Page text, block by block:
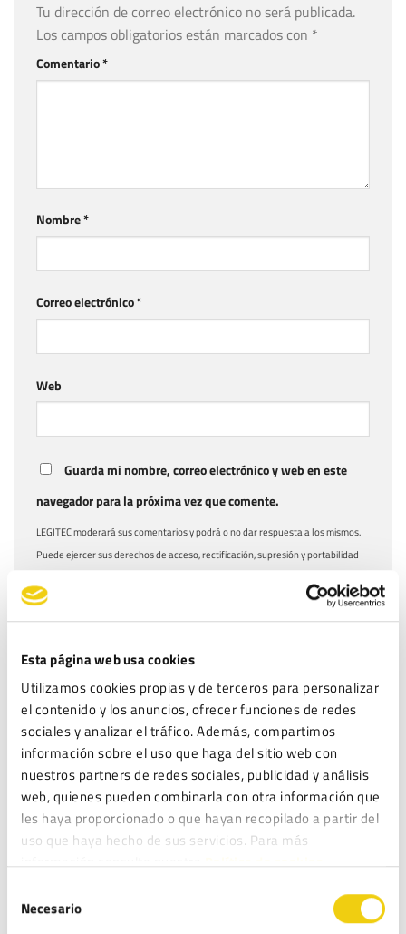
Esta página web usa cookies
Utilizamos cookies propias y de terceros para personalizar
el contenido y los anuncios, ofrecer funciones de redes
sociales y analizar el tráfico. Además, compartimos
información sobre el uso que haga del sitio web con
nuestros partners de redes sociales, publicidad y análisis
web, quienes pueden combinarla con otra información que
les haya proporcionado o que hayan recopilado a partir del
uso que haya hecho de sus servicios. Para más
información consulte nuestraPolítica de cookies.
Necesario
Tu dirección de correo electrónico no será publicada.
Los campos obligatorios están marcados con *
Comentario*
Nombre*
Correo electrónico*
Web
Guarda mi nombre, correo electrónico y web en este
navegador para la próxima vez que comente.
LEGITEC moderará sus comentarios y podrá o no dar respuesta a los mismos.
Puede ejercer sus derechos de acceso, rectificación, supresión y portabilidad
correo electrónico
política de privacidadantes
de proporcionarnos sus datos personales.
He leído y acepto la Política de privacidad
ENTRADAS RECIENTES
Fundación Aspacia obtiene el ENS en categoría MEDIA: ciberseguridad
para proteger su misión social
de tu empresa